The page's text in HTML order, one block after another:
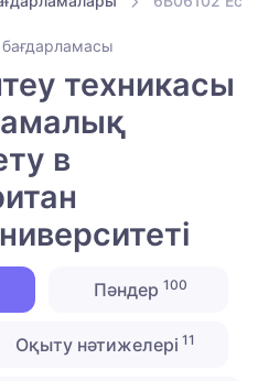
бағдарламасы
техникасы
в
Пәндер 100
Оқыту нәтижелері 11